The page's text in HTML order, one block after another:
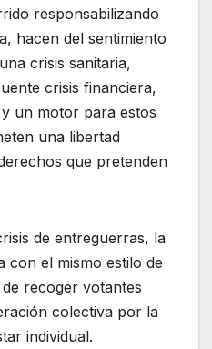
responsabilizando
hacen del sentimiento
crisis sanitaria,
crisis financiera,
un motor para estos
una libertad
que pretenden
de entreguerras, la
con el mismo estilo de
recoger votantes
colectiva por la
individual.